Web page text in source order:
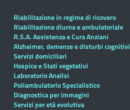
Riabilitazione in regime di ricovero
Riabilitazione diurna e ambulatoriale
R.S.A. Assistenza e Cura Anziani
Alzheimer, demenze e disturbi cognitivi
Servizi domiciliari
Hospice e Stati vegetativi
Laboratorio Analisi
Poliambulatorio Specialistico
Diagnostica per immagini
Servizi per età evolutiva